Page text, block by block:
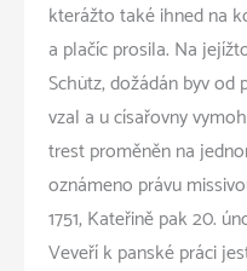
kterážto také ihned na
a plačíc prosila. Na
Schütz, dožádán byv od
vzal a u císařovny
trest proměněn na
oznámeno právu
1751, Kateřině pak 20.
Veveří k panské práci